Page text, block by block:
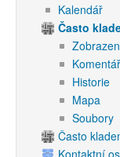
Kalendář
Často
Historie
Mapa
Soubory
Často
Kontaktní